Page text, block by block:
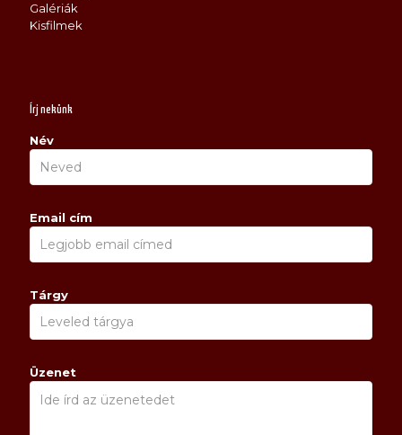
Galériák
Kisfilmek
Írj nekünk
Név
Email cím
Tárgy
Üzenet